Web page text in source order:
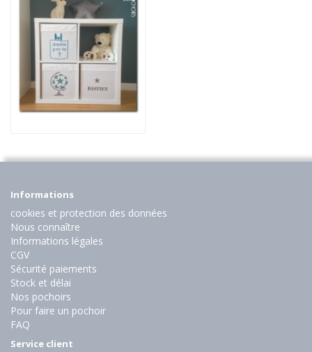
Informations
cookies et protection des données
Nous connaître
Informations légales
CGV
Sécurité paiements
Stock et délai
Nos pochoirs
Pour faire un pochoir
FAQ
Service client